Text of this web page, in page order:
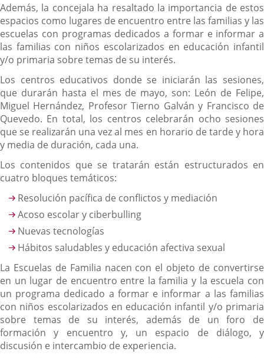
Además, la concejala ha resaltado la importancia de estos
espacios como lugares de encuentro entre las familias y las
escuelas con programas dedicados a formar e informar a
las familias con niños escolarizados en educación infantil
y/o primaria sobre temas de su interés.
Los centros educativos donde se iniciarán las sesiones,
que durarán hasta el mes de mayo, son: León de Felipe,
Miguel Hernández, Profesor Tierno Galván y Francisco de
Quevedo. En total, los centros celebrarán ocho sesiones
que se realizarán una vez al mes en horario de tarde y hora
y media de duración, cada una.
Los contenidos que se tratarán están estructurados en
cuatro bloques temáticos:
Resolución pacífica de conflictos y mediación
Acoso escolar y ciberbulling
Nuevas tecnologías
Hábitos saludables y educación afectiva sexual
La Escuelas de Familia nacen con el objeto de convertirse
en un lugar de encuentro entre la familia y la escuela con
un programa dedicado a formar e informar a las familias
con niños escolarizados en educación infantil y/o primaria
sobre temas de su interés, además de un foro de
formación y encuentro y, un espacio de diálogo, y
discusión e intercambio de experiencia.